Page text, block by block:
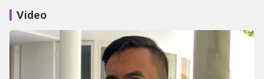
Video